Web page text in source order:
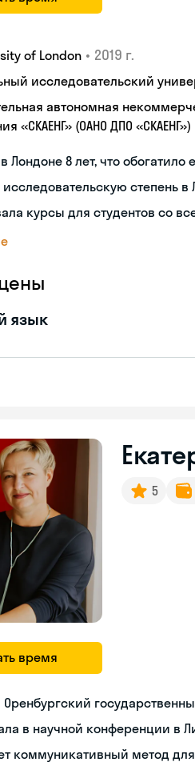
of London • 2019 г.
исследовательский
автономная
«СКАЕНГ» (ОАНО ДПО «СКАЕНГ»)
Лондоне 8 лет, что обогатило
исследовательскую степень
курсы для студентов со
язык
время
5
Оренбургский
в научной конференции в
коммуникативный метод